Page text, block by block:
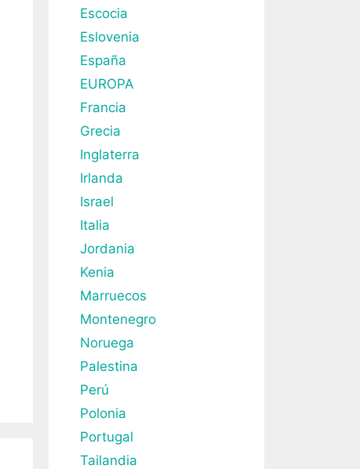
Escocia
Eslovenia
España
EUROPA
Francia
Grecia
Inglaterra
Irlanda
Israel
Italia
Jordania
Kenia
Marruecos
Montenegro
Noruega
Palestina
Perú
Polonia
Portugal
Tailandia